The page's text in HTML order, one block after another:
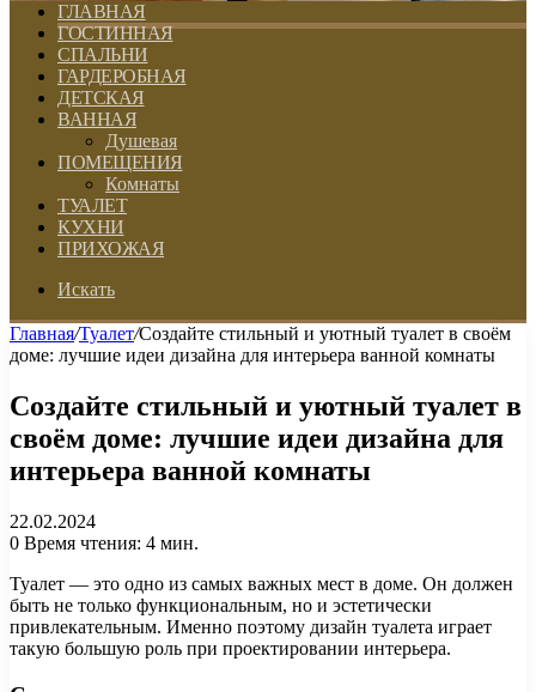
ГЛАВНАЯ
ГОСТИННАЯ
СПАЛЬНИ
ГАРДЕРОБНАЯ
ДЕТСКАЯ
ВАННАЯ
Душевая
ПОМЕЩЕНИЯ
Комнаты
ТУАЛЕТ
КУХНИ
ПРИХОЖАЯ
Искать
Главная/Туалет/Создайте стильный и уютный туалет в своём
доме: лучшие идеи дизайна для интерьера ванной комнаты
Создайте стильный и уютный туалет в
своём доме: лучшие идеи дизайна для
интерьера ванной комнаты
22.02.2024
0 Время чтения: 4 мин.
Туалет — это одно из самых важных мест в доме. Он должен
быть не только функциональным, но и эстетически
привлекательным. Именно поэтому дизайн туалета играет
такую большую роль при проектировании интерьера.